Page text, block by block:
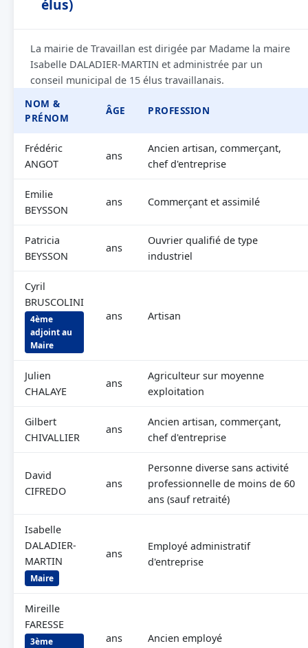
élus)
La mairie de Travaillan est dirigée par Madame la maire
Isabelle DALADIER-MARTIN et administrée par un
conseil municipal de 15 élus travaillanais.
NOM &
PRÉNOM
ÂGE PROFESSION
Frédéric
ANGOT
ans
Ancien artisan, commerçant,
chef d'entreprise
Emilie
BEYSSON
ans Commerçant et assimilé
Patricia
BEYSSON
ans
Ouvrier qualifié de type
industriel
Cyril
BRUSCOLINI
4ème
adjoint au
Maire
ans Artisan
Julien
CHALAYE
ans
Agriculteur sur moyenne
exploitation
Gilbert
CHIVALLIER
ans
Ancien artisan, commerçant,
chef d'entreprise
David
CIFREDO
ans
Personne diverse sans activité
professionnelle de moins de 60
ans (sauf retraité)
Isabelle
DALADIER-
MARTIN
Maire
ans
Employé administratif
d'entreprise
Mireille
FARESSE
3ème
ans Ancien employé